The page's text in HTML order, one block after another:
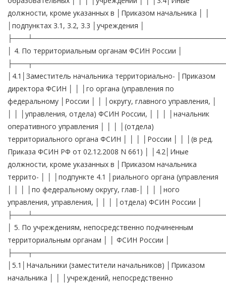
должности, кроме указанных в │Приказом начальника │ │
│подпунктах 3.1, 3.2, 3.3 │учреждения │
│ 4. По территориальным органам ФСИН России │
│4.1│Заместитель начальника территориально- │Приказом
директора ФСИН │ │ │го органа (управления по
федеральному │России │ │ │округу, главного управления, │
│ │ │управления, отдела) ФСИН России, │ │ │ │начальник
оперативного управления │ │ │ │(отдела)
территориального органа ФСИН │ │ │ │России │ │ │(в ред.
Приказа ФСИН РФ от 02.12.2008 N 661) │ │4.2│Иные
должности, кроме указанных в │Приказом начальника
террито- │ │ │подпункте 4.1 │риального органа (управления
│ │ │ │по федеральному округу, глав-│ │ │ │ного
управления, управления, │ │ │ │отдела) ФСИН России │
│ 5. По учреждениям, непосредственно подчиненным
территориальным органам │ │ ФСИН России │
│5.1│Начальники (заместители начальников) │Приказом
начальника │ │ │учреждений, непосредственно